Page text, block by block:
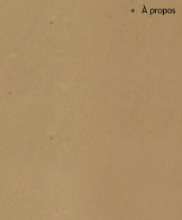
À propos